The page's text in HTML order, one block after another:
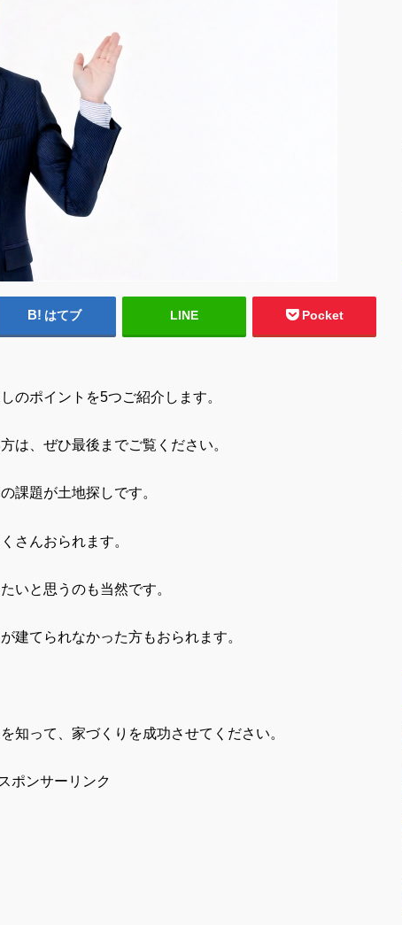
はてブ LINE Pocket
のポイントを5つご紹介します。
は、ぜひ最後までご覧ください。
課題が土地探しです。
さんおられます。
いと思うのも当然です。
建てられなかった方もおられます。
知って、家づくりを成功させてください。
スポンサーリンク